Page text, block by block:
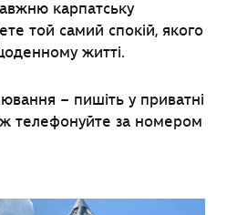
карпатську
той самий спокій, якого
житті.
– пишіть у приватні
телефонуйте за номером